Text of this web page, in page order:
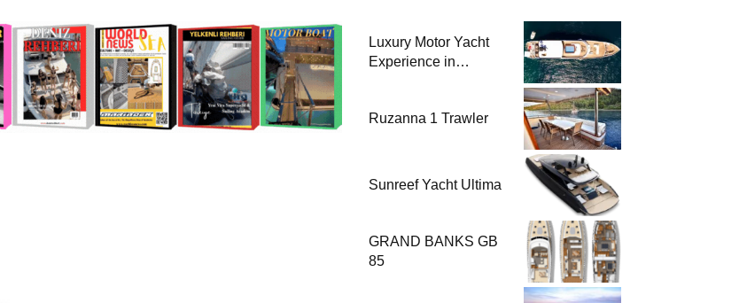
Luxury Motor Yacht
Experience in
Ruzanna 1 Trawler
Sunreef Yacht Ultima
GRAND BANKS GB
85